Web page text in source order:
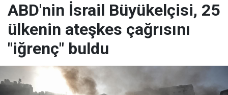
ABD'nin İsrail Büyükelçisi, 25
ülkenin ateşkes çağrısını
"iğrenç" buldu